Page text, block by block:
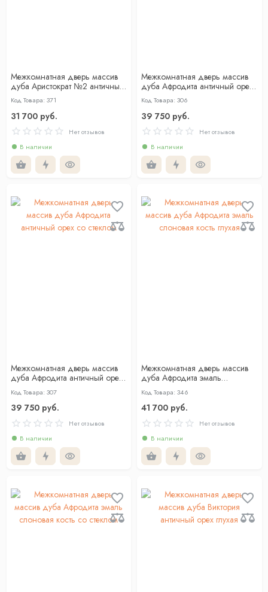
Межкомнатная дверь массив
дуба Аристократ №2 античный
орех со стеклом
Код Товара: 371
31 700 руб.
Нет отзывов
В наличии
Межкомнатная дверь массив
дуба Афродита античный орех
глухая
Код Товара: 306
39 750 руб.
Нет отзывов
В наличии
Межкомнатная дверь массив
дуба Афродита античный орех
со стеклом
Код Товара: 307
39 750 руб.
Нет отзывов
В наличии
Межкомнатная дверь массив
дуба Афродита эмаль
слоновая кость глухая
Код Товара: 346
41 700 руб.
Нет отзывов
В наличии